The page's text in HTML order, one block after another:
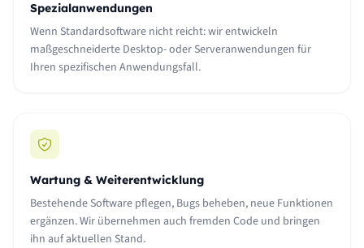
Spezialanwendungen
Wenn Standardsoftware nicht reicht: wir entwickeln
maßgeschneiderte Desktop- oder Serveranwendungen für
Ihren spezifischen Anwendungsfall.
Wartung & Weiterentwicklung
Bestehende Software pflegen, Bugs beheben, neue Funktionen
ergänzen. Wir übernehmen auch fremden Code und bringen
ihn auf aktuellen Stand.